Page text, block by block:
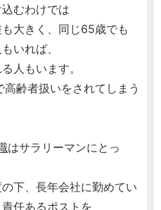
むわけでは
大きく、同じ65歳でも
いれば、
人もいます。
齢者扱いをされてしまう
はサラリーマンにとっ
下、長年会社に勤めてい
任あるポストを